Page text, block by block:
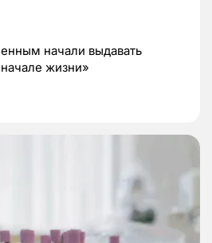
начали выдавать
жизни»